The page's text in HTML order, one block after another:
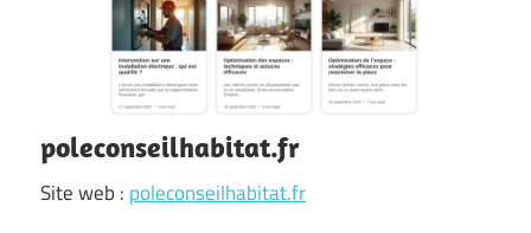
poleconseilhabitat.fr
Site web : poleconseilhabitat.fr